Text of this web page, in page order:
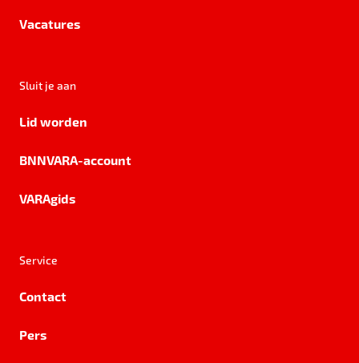
Vacatures
Sluit je aan
Lid worden
BNNVARA-account
VARAgids
Service
Contact
Pers